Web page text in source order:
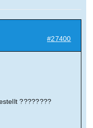
#27400
????????